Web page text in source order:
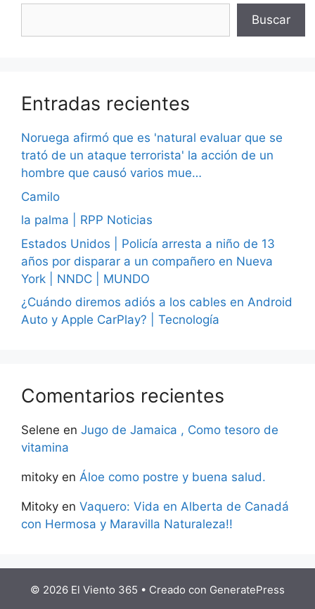
Buscar
Entradas recientes
Noruega afirmó que es 'natural evaluar que se
trató de un ataque terrorista' la acción de un
hombre que causó varios mue…
Camilo
la palma | RPP Noticias
Estados Unidos | Policía arresta a niño de 13
años por disparar a un compañero en Nueva
York | NNDC | MUNDO
¿Cuándo diremos adiós a los cables en Android
Auto y Apple CarPlay? | Tecnología
Comentarios recientes
Selene en Jugo de Jamaica , Como tesoro de
vitamina
mitoky en Áloe como postre y buena salud.
Mitoky en Vaquero: Vida en Alberta de Canadá
con Hermosa y Maravilla Naturaleza!!
© 2026 El Viento 365 • Creado con GeneratePress